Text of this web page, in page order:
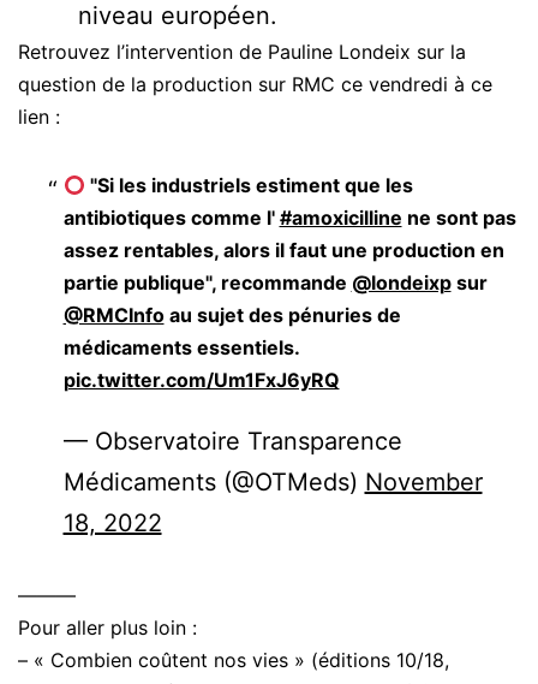
niveau européen.
Retrouvez l’intervention de Pauline Londeix sur la
question de la production sur RMC ce vendredi à ce
lien :
"Si les industriels estiment que les
antibiotiques comme l' #amoxicilline ne sont pas
assez rentables, alors il faut une production en
partie publique", recommande @londeixpsur
@RMCInfoau sujet des pénuries de
médicaments essentiels.
pic.twitter.com/Um1FxJ6yRQ
— Observatoire Transparence
Médicaments (@OTMeds) November
18, 2022
———
Pour aller plus loin :
– « Combien coûtent nos vies » (éditions 10/18,